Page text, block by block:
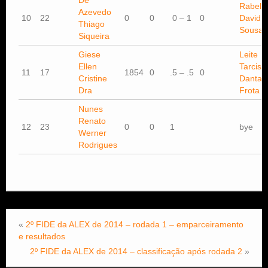
10 22
Azevedo
Thiago
Siqueira
0 0 0 – 1 0
Rabello
David
Sousa
11 17
Giese
Ellen
Cristine
Dra
1854 0 .5 – .5 0
Leite
Tarcisio
Dantas
Frota
12 23
Nunes
Renato
Werner
Rodrigues
0 0 1 bye
« 2º FIDE da ALEX de 2014 – rodada 1 – emparceiramento
e resultados
2º FIDE da ALEX de 2014 – classificação após rodada 2 »